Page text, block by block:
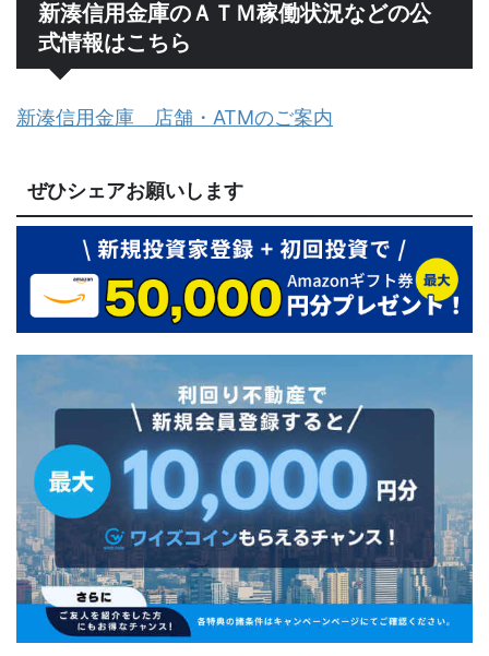
新湊信用金庫のＡＴＭ稼働状況などの公
式情報はこちら
新湊信用金庫 店舗・ATMのご案内
ぜひシェアお願いします